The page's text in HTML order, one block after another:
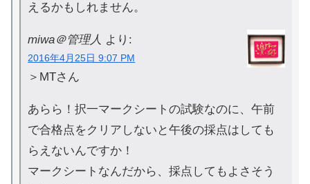
えるかもしれません。
miwa＠管理人 より:
2016年4月25日 9:07 PM
＞MTさん
あらら！択一マークシートの試験なのに、午前
で合格点をクリアしないと午後の採点はしても
らえないんですか！
マークシートなんだから、採点してもよさそう